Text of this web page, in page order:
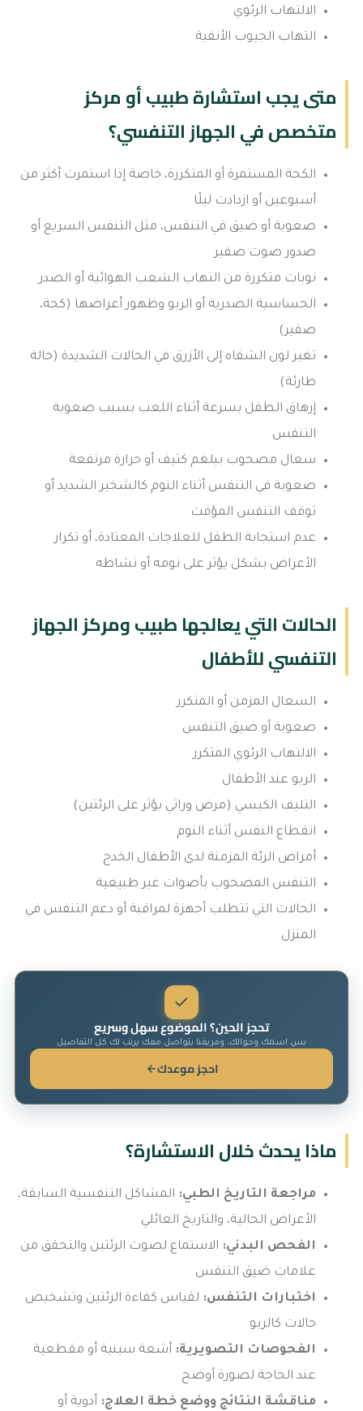
الالتهاب الرئوي
التهاب الجيوب الأنفية
متى يجب استشارة طبيب أو مركز
متخصص في الجهاز التنفسي؟
الكحة المستمرة أو المتكررة، خاصة إذا استمرت أكثر من
أسبوعين أو ازدادت ليلًا
صعوبة أو ضيق في التنفس، مثل التنفس السريع أو
صدور صوت صفير
نوبات متكررة من التهاب الشعب الهوائية أو الصدر
الحساسية الصدرية أو الربو وظهور أعراضها (كحة،
صفير)
تغير لون الشفاه إلى الأزرق في الحالات الشديدة (حالة
طارئة)
إرهاق الطفل بسرعة أثناء اللعب بسبب صعوبة
التنفس
سعال مصحوب ببلغم كثيف أو حرارة مرتفعة
صعوبة في التنفس أثناء النوم كالشخير الشديد أو
توقف التنفس المؤقت
عدم استجابة الطفل للعلاجات المعتادة، أو تكرار
الأعراض بشكل يؤثر على نومه أو نشاطه
الحالات التي يعالجها طبيب ومركز الجهاز
التنفسي للأطفال
السعال المزمن أو المتكرر
صعوبة أو ضيق التنفس
الالتهاب الرئوي المتكرر
الربو عند الأطفال
التليف الكيسي (مرض وراثي يؤثر على الرئتين)
انقطاع النفس أثناء النوم
أمراض الرئة المزمنة لدى الأطفال الخدج
التنفس المصحوب بأصوات غير طبيعية
الحالات التي تتطلب أجهزة لمراقبة أو دعم التنفس في
المنزل
تحجز الحين؟ الموضوع سهل وسريع
بس اسمك وجوالك، وفريقنا يتواصل معك يرتب لك كل التفاصيل
احجز موعدك
ماذا يحدث خلال الاستشارة؟
مراجعة التاريخ الطبي: المشاكل التنفسية السابقة،
الأعراض الحالية، والتاريخ العائلي
الفحص البدني: الاستماع لصوت الرئتين والتحقق من
علامات ضيق التنفس
اختبارات التنفس: لقياس كفاءة الرئتين وتشخيص
حالات كالربو
الفحوصات التصويرية: أشعة سينية أو مقطعية
عند الحاجة لصورة أوضح
مناقشة النتائج ووضع خطة العلاج: أدوية أو